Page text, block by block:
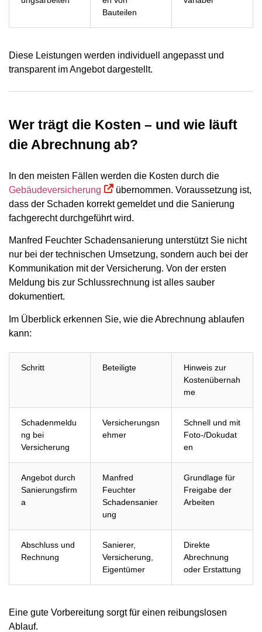
Bauteilen
Diese Leistungen werden individuell angepasst und
transparent im Angebot dargestellt.
Wer trägt die Kosten – und wie läuft
die Abrechnung ab?
In den meisten Fällen werden die Kosten durch die
Gebäudeversicherung
übernommen. Voraussetzung ist,
dass der Schaden korrekt gemeldet und die Sanierung
fachgerecht durchgeführt wird.
Manfred Feuchter Schadensanierung unterstützt Sie nicht
nur bei der technischen Umsetzung, sondern auch bei der
Kommunikation mit der Versicherung. Von der ersten
Meldung bis zur Schlussrechnung ist alles sauber
dokumentiert.
Im Überblick erkennen Sie, wie die Abrechnung ablaufen
kann:
Schritt Beteiligte
Hinweis zur
Kostenübernah
me
Schadenmeldu
ng bei
Versicherung
Versicherungsn
ehmer
Schnell und mit
Foto-/Dokudat
en
Angebot durch
Sanierungsfirm
a
Manfred
Feuchter
Schadensanier
ung
Grundlage für
Freigabe der
Arbeiten
Abschluss und
Rechnung
Sanierer,
Versicherung,
Eigentümer
Direkte
Abrechnung
oder Erstattung
Eine gute Vorbereitung sorgt für einen reibungslosen
Ablauf.